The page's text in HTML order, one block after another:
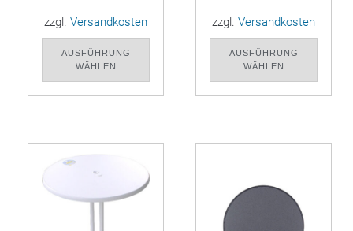
zzgl. Versandkosten
AUSFÜHRUNG
WÄHLEN
zzgl. Versandkosten
AUSFÜHRUNG
WÄHLEN